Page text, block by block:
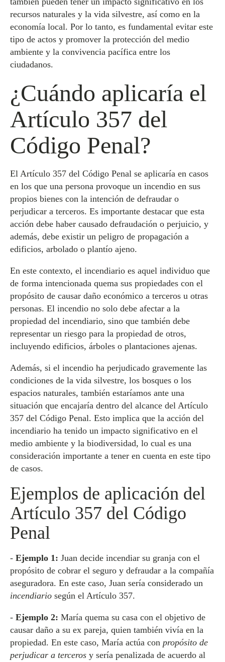
recursos naturales y la vida silvestre, así como en la
economía local. Por lo tanto, es fundamental evitar este
tipo de actos y promover la protección del medio
ambiente y la convivencia pacífica entre los
ciudadanos.
¿Cuándo aplicaría el
Artículo 357 del
Código Penal?
El Artículo 357 del Código Penal se aplicaría en casos
en los que una persona provoque un incendio en sus
propios bienes con la intención de defraudar o
perjudicar a terceros. Es importante destacar que esta
acción debe haber causado defraudación o perjuicio, y
además, debe existir un peligro de propagación a
edificios, arbolado o plantío ajeno.
En este contexto, el incendiario es aquel individuo que
de forma intencionada quema sus propiedades con el
propósito de causar daño económico a terceros u otras
personas. El incendio no solo debe afectar a la
propiedad del incendiario, sino que también debe
representar un riesgo para la propiedad de otros,
incluyendo edificios, árboles o plantaciones ajenas.
Además, si el incendio ha perjudicado gravemente las
condiciones de la vida silvestre, los bosques o los
espacios naturales, también estaríamos ante una
situación que encajaría dentro del alcance del Artículo
357 del Código Penal. Esto implica que la acción del
incendiario ha tenido un impacto significativo en el
medio ambiente y la biodiversidad, lo cual es una
consideración importante a tener en cuenta en este tipo
de casos.
Ejemplos de aplicación del
Artículo 357 del Código
Penal
- Ejemplo 1: Juan decide incendiar su granja con el
propósito de cobrar el seguro y defraudar a la compañía
aseguradora. En este caso, Juan sería considerado un
incendiario según el Artículo 357.
- Ejemplo 2: María quema su casa con el objetivo de
causar daño a su ex pareja, quien también vivía en la
propiedad. En este caso, María actúa con propósito de
perjudicar a terceros y sería penalizada de acuerdo al